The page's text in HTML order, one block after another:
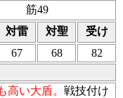
筋49
対雷 対聖
受け
67 68
82
高い大盾。 戦技付け